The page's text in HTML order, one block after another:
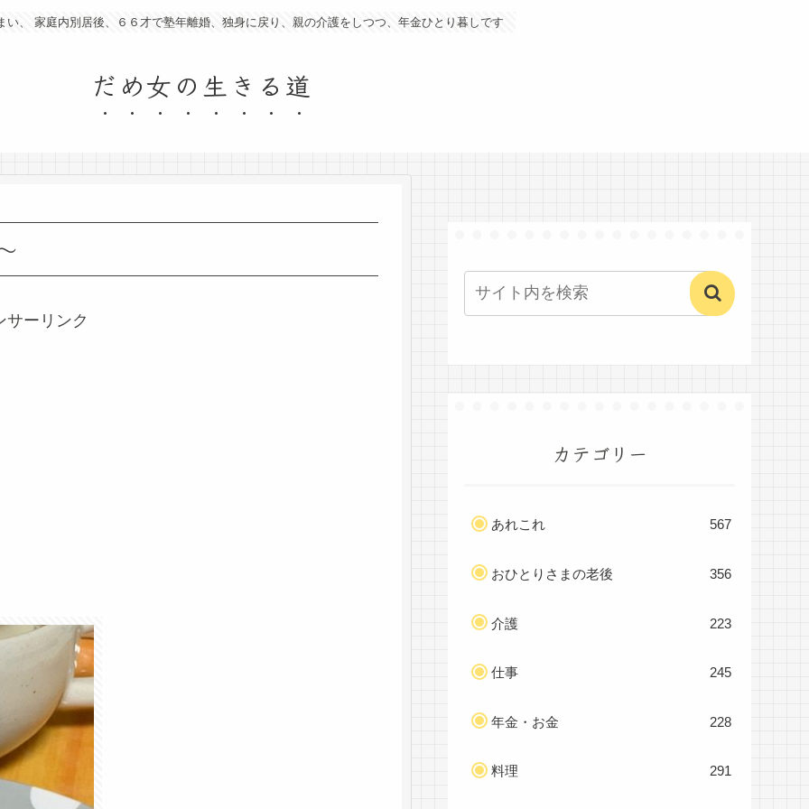
い、 家庭内別居後、６６才で塾年離婚、独身に戻り、親の介護をしつつ、年金ひとり暮しです
だめ女の生きる道
サーリンク
カテゴリー
あれこれ 567
おひとりさまの老後 356
介護 223
仕事 245
年金・お金 228
料理 291